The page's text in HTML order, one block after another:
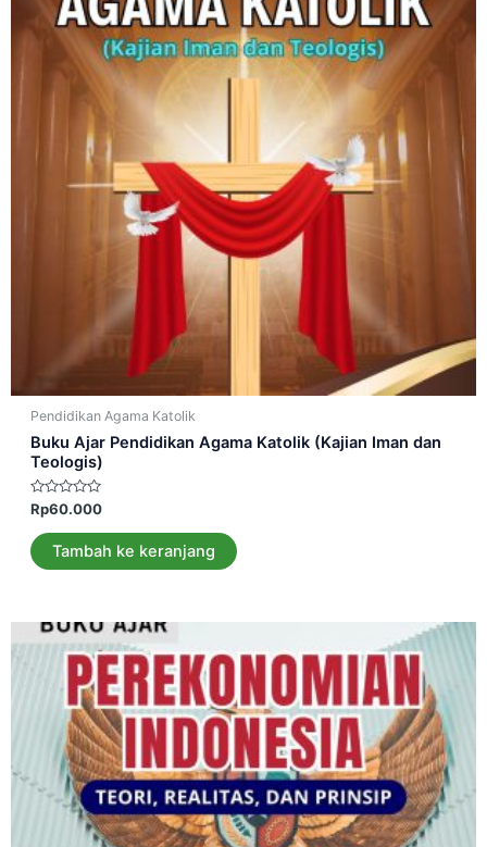
Pendidikan Agama Katolik
Buku Ajar Pendidikan Agama Katolik (Kajian Iman dan
Teologis)
Dinilai
0
dari
5
Rp60.000
Tambah ke keranjang